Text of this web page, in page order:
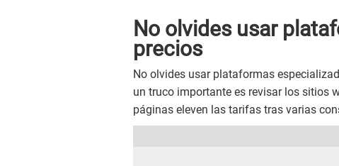
No olvides usar
precios
No olvides usar plataformas
un truco importante es revisar los sitios
páginas eleven las tarifas tras varias